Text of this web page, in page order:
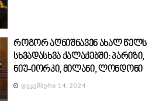
როგორ აღნიშნავენ ახალ წელს
სხვადასხვა ქალაქებში: პარიზი,
ნიუ-იორკი, მილანი, ლონდონი
ᲓᲔᲙᲔᲛᲑᲔᲠᲘ 14, 2024